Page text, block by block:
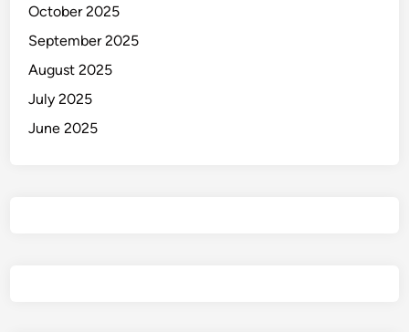
l
i
i
October 2025
September 2025
August 2025
July 2025
June 2025